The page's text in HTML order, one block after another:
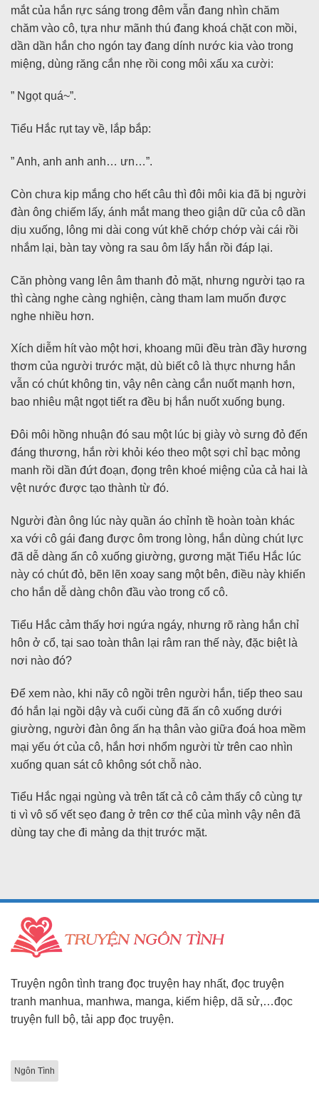
mắt của hắn rực sáng trong đêm vẫn đang nhìn chăm
chăm vào cô, tựa như mãnh thú đang khoá chặt con mồi,
dần dần hắn cho ngón tay đang dính nước kia vào trong
miệng, dùng răng cắn nhẹ rồi cong môi xấu xa cười:
” Ngọt quá~”.
Tiểu Hắc rụt tay về, lắp bắp:
” Anh, anh anh anh… ưn…”.
Còn chưa kịp mắng cho hết câu thì đôi môi kia đã bị người
đàn ông chiếm lấy, ánh mắt mang theo giận dữ của cô dần
dịu xuống, lông mi dài cong vút khẽ chớp chớp vài cái rồi
nhắm lại, bàn tay vòng ra sau ôm lấy hắn rồi đáp lại.
Căn phòng vang lên âm thanh đỏ mặt, nhưng người tạo ra
thì càng nghe càng nghiện, càng tham lam muốn được
nghe nhiều hơn.
Xích diễm hít vào một hơi, khoang mũi đều tràn đầy hương
thơm của người trước mặt, dù biết cô là thực nhưng hắn
vẫn có chút không tin, vậy nên càng cắn nuốt mạnh hơn,
bao nhiêu mật ngọt tiết ra đều bị hắn nuốt xuống bụng.
Đôi môi hồng nhuận đó sau một lúc bị giày vò sưng đỏ đến
đáng thương, hắn rời khỏi kéo theo một sợi chỉ bạc mỏng
manh rồi dần đứt đoạn, đọng trên khoé miệng của cả hai là
vệt nước được tạo thành từ đó.
Người đàn ông lúc này quần áo chỉnh tề hoàn toàn khác
xa với cô gái đang được ôm trong lòng, hắn dùng chút lực
đã dễ dàng ấn cô xuống giường, gương mặt Tiểu Hắc lúc
này có chút đỏ, bẽn lẽn xoay sang một bên, điều này khiến
cho hắn dễ dàng chôn đầu vào trong cổ cô.
Tiểu Hắc cảm thấy hơi ngứa ngáy, nhưng rõ ràng hắn chỉ
hôn ở cổ, tại sao toàn thân lại râm ran thế này, đặc biệt là
nơi nào đó?
Để xem nào, khi nãy cô ngồi trên người hắn, tiếp theo sau
đó hắn lại ngồi dậy và cuối cùng đã ấn cô xuống dưới
giường, người đàn ông ấn hạ thân vào giữa đoá hoa mềm
mại yếu ớt của cô, hắn hơi nhổm người từ trên cao nhìn
xuống quan sát cô không sót chỗ nào.
Tiểu Hắc ngại ngùng và trên tất cả cô cảm thấy cô cùng tự
ti vì vô số vết sẹo đang ở trên cơ thể của mình vậy nên đã
dùng tay che đi mảng da thịt trước mặt.
Truyện ngôn tình trang đọc truyện hay nhất, đọc truyện
tranh manhua, manhwa, manga, kiếm hiệp, dã sử,…đọc
truyện full bộ, tải app đọc truyện.
Ngôn Tình